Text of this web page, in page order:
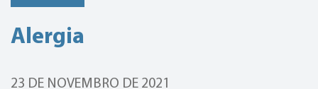
Alergia
23 DE NOVEMBRO DE 2021